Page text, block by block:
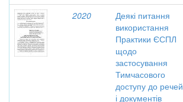
2020
Деякі питання
використання
Практики ЄСПЛ
щодо
застосування
Тимчасового
доступу до речей
і документів